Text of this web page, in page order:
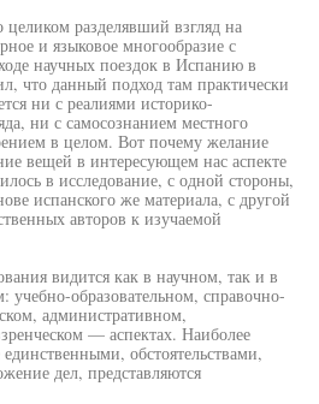
целиком разделявший взгляд на
и языковое многообразие с
научных поездок в Испанию в
что данный подход там практически
ни с реалиями историко-
ни с самосознанием местного
в целом. Вот почему желание
вещей в интересующем нас аспекте
в исследование, с одной стороны,
испанского же материала, с другой
авторов к изучаемой
видится как в научном, так и в
учебно-образовательном, справочно-
административном,
— аспектах. Наиболее
обстоятельствами,
дел, представляются